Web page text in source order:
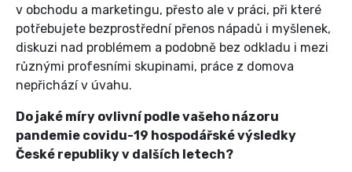
v obchodu a marketingu, přesto ale v práci, při které
potřebujete bezprostřední přenos nápadů i myšlenek,
diskuzi nad problémem a podobně bez odkladu i mezi
různými profesními skupinami, práce z domova
nepřichází v úvahu.
Do jaké míry ovlivní podle vašeho názoru
pandemie covidu-19 hospodářské výsledky
České republiky v dalších letech?